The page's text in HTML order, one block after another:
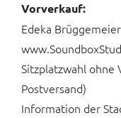
Vorverkauf:
Edeka
Sitzplatzwahl ohne
Postversand)
Information der